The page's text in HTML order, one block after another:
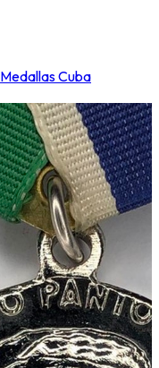
Medallas Cuba